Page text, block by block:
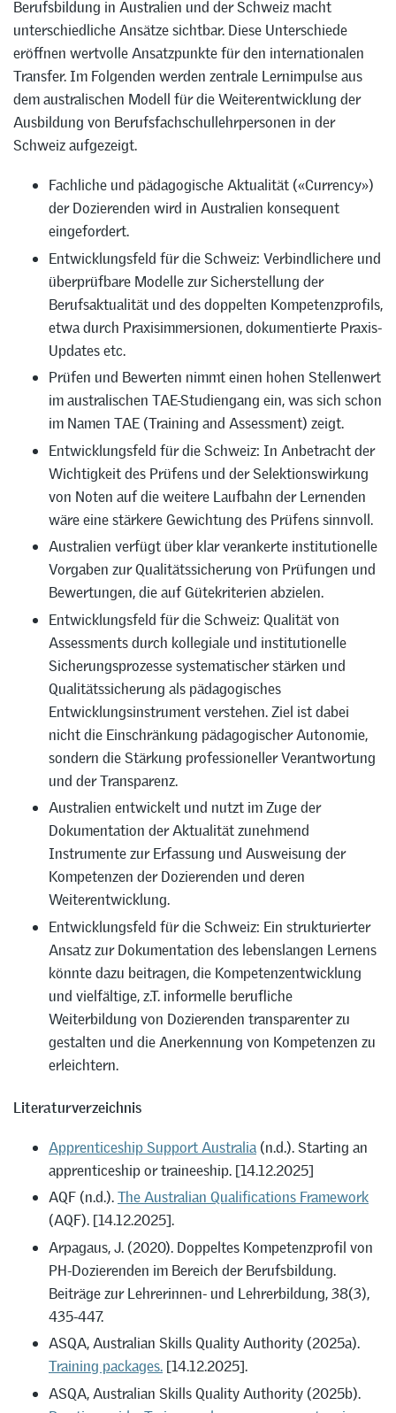
Berufsbildung in Australien und der Schweiz macht
unterschiedliche Ansätze sichtbar. Diese Unterschiede
eröffnen wertvolle Ansatzpunkte für den internationalen
Transfer. Im Folgenden werden zentrale Lernimpulse aus
dem australischen Modell für die Weiterentwicklung der
Ausbildung von Berufsfachschullehrpersonen in der
Schweiz aufgezeigt.
Fachliche und pädagogische Aktualität («Currency»)
der Dozierenden wird in Australien konsequent
eingefordert.
Entwicklungsfeld für die Schweiz: Verbindlichere und
überprüfbare Modelle zur Sicherstellung der
Berufsaktualität und des doppelten Kompetenzprofils,
etwa durch Praxisimmersionen, dokumentierte Praxis-
Updates etc.
Prüfen und Bewerten nimmt einen hohen Stellenwert
im australischen TAE-Studiengang ein, was sich schon
im Namen TAE (Training and Assessment) zeigt.
Entwicklungsfeld für die Schweiz: In Anbetracht der
Wichtigkeit des Prüfens und der Selektionswirkung
von Noten auf die weitere Laufbahn der Lernenden
wäre eine stärkere Gewichtung des Prüfens sinnvoll.
Australien verfügt über klar verankerte institutionelle
Vorgaben zur Qualitätssicherung von Prüfungen und
Bewertungen, die auf Gütekriterien abzielen.
Entwicklungsfeld für die Schweiz: Qualität von
Assessments durch kollegiale und institutionelle
Sicherungsprozesse systematischer stärken und
Qualitätssicherung als pädagogisches
Entwicklungsinstrument verstehen. Ziel ist dabei
nicht die Einschränkung pädagogischer Autonomie,
sondern die Stärkung professioneller Verantwortung
und der Transparenz.
Australien entwickelt und nutzt im Zuge der
Dokumentation der Aktualität zunehmend
Instrumente zur Erfassung und Ausweisung der
Kompetenzen der Dozierenden und deren
Weiterentwicklung.
Entwicklungsfeld für die Schweiz: Ein strukturierter
Ansatz zur Dokumentation des lebenslangen Lernens
könnte dazu beitragen, die Kompetenzentwicklung
und vielfältige, z.T. informelle berufliche
Weiterbildung von Dozierenden transparenter zu
gestalten und die Anerkennung von Kompetenzen zu
erleichtern.
Literaturverzeichnis
Apprenticeship Support Australia (n.d.). Starting an
apprenticeship or traineeship. [14.12.2025]
AQF (n.d.).The Australian Qualifications Framework
(AQF). [14.12.2025].
Arpagaus, J. (2020). Doppeltes Kompetenzprofil von
PH-Dozierenden im Bereich der Berufsbildung.
Beiträge zur Lehrerinnen- und Lehrerbildung, 38(3),
435-447.
ASQA, Australian Skills Quality Authority (2025a).
Training packages. [14.12.2025].
ASQA, Australian Skills Quality Authority (2025b).